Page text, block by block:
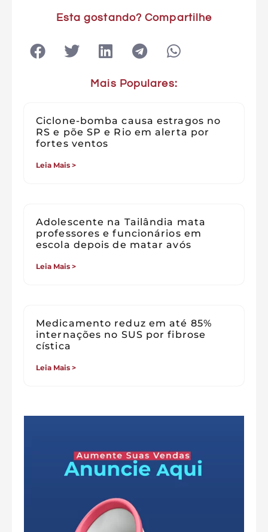
Esta gostando? Compartilhe
Mais Populares:
Ciclone-bomba causa estragos no
RS e põe SP e Rio em alerta por
fortes ventos
Leia Mais >
Adolescente na Tailândia mata
professores e funcionários em
escola depois de matar avós
Leia Mais >
Medicamento reduz em até 85%
internações no SUS por fibrose
cística
Leia Mais >